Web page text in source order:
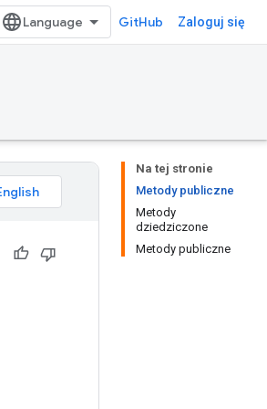
GitHub Zaloguj się
Na tej stronie
Metody publiczne
Metody
dziedziczone
Metody publiczne